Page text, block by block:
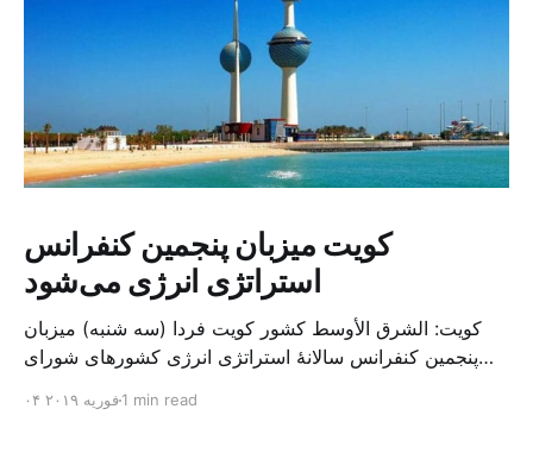
کویت میزبان پنجمین کنفرانس
استراتژی انرژی می‌شود
کویت: الشرق الأوسط کشور کویت فردا (سه شنبه) میزبان
پنجمین کنفرانس سالانهٔ استراتژی انرژی کشورهای شورای
متخصص از شرکت‌های جهانی نفت و گاز در این کنفرانس
۰۴ فوریه ۲۰۱۹1 min read